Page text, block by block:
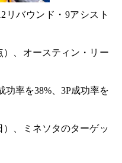
リバウンド・9アシスト
）、オースティン・リー
率を38%、3P成功率を
）、ミネソタのターゲッ